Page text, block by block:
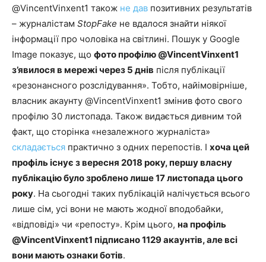
@VincentVinxent1 також не дав позитивних результатів
– журналістам StopFake не вдалося знайти ніякої
інформації про чоловіка на світлині. Пошук у Google
Image показує, що фото профілю @VincentVinxent1
з’явилося в мережі через 5 днів після публікації
«резонансного розслідування». Тобто, найімовірніше,
власник акаунту @VincentVinxent1 змінив фото свого
профілю 30 листопада. Також видається дивним той
факт, що сторінка «незалежного журналіста»
складається практично з одних перепостів. І хоча цей
профіль існує з вересня 2018 року, першу власну
публікацію було зроблено лише 17 листопада цього
року. На сьогодні таких публікацій налічується всього
лише сім, усі вони не мають жодної вподобайки,
«відповіді» чи «репосту». Крім цього, на профіль
@VincentVinxent1 підписано 1129 акаунтів, але всі
вони мають ознаки ботів.